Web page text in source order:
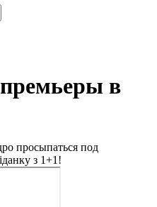
в
просыпаться под
з 1+1!